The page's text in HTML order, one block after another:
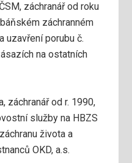
záchranář od roku
záchranném
uzavření porubu č.
na ostatních
záchranář od r. 1990,
služby na HBZS
života a
OKD, a.s.